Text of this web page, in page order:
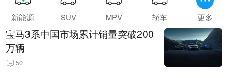
新能源 SUV MPV 轿车 更多
宝马3系中国市场累计销量突破200
万辆
50